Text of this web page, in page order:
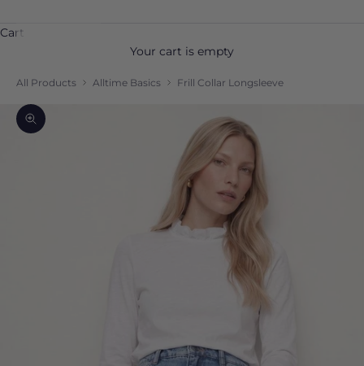
Cart
Your cart is empty
All Products Alltime Basics Frill Collar Longsleeve
Zoom picture